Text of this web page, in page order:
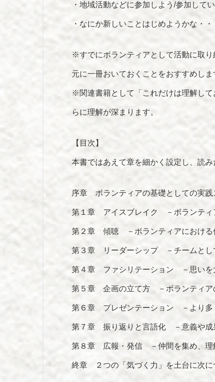
・地域活動などに参加しよう/参加して
・なにか新しいことはじめようかな・
※すでにボランティアとして活動に取
元に一冊おいておくことをおすすめしま
※関連書籍として「これだけは理解し
らに理解が深まります。
【目次】
本書ではあえて章を細かく設定し、読
序章 ボランティアの基礎としての実践
第１章 アイスブレイク －ボランティ
第２章 傾聴 －ボランティアにおける
第３章 リーダーシップ －チームとし
第４章 ファシリテーション －思いを
第５章 企画の立て方 －ボランティア
第６章 プレゼンテーション －より多
第７章 振り返りと言語化 －意義や成
第８章 広報・発信 －仲間を集め、理
終章 ２つの「気づく力」を土台に次に